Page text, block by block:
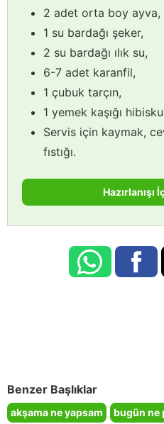
2 adet orta boy ayva,
1 su bardağı şeker,
2 su bardağı ılık su,
6-7 adet karanfil,
1 çubuk tarçın,
1 yemek kaşığı
Servis için kaymak,
fıstığı.
Hazırlanışı
Benzer Başlıklar
akşama ne yapsam bugün ne